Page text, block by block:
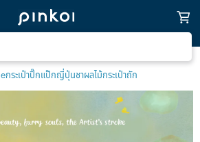
กระเป๋าปิ๊กแป๊กญี่ปุ่นชาผลไม้กระเป๋าถัก